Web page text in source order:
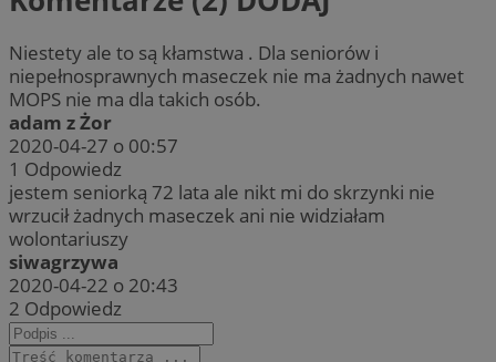
Niestety ale to są kłamstwa . Dla seniorów i
niepełnosprawnych maseczek nie ma żadnych nawet
MOPS nie ma dla takich osób.
adam z Żor
2020-04-27 o 00:57
1 Odpowiedz
jestem seniorką 72 lata ale nikt mi do skrzynki nie
wrzucił żadnych maseczek ani nie widziałam
wolontariuszy
siwagrzywa
2020-04-22 o 20:43
2 Odpowiedz